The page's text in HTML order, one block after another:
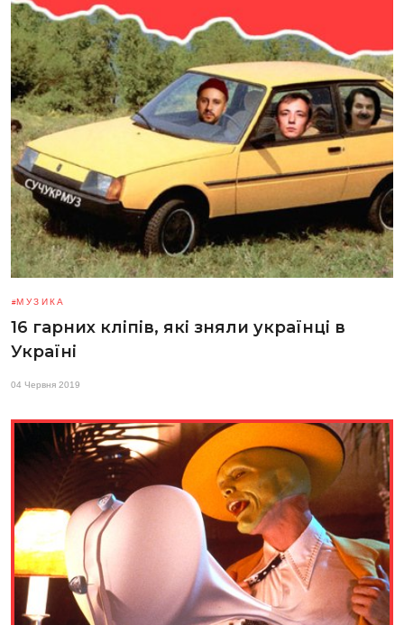
МУЗИКА
16 гарних кліпів, які зняли українці в
Україні
04 Червня 2019